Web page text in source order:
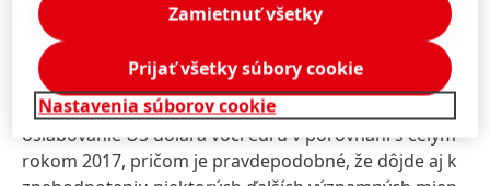
Spoločnosť Henkel očakáva, že volatilné a neisté
podmienky na trhu budú pretrvávať aj v ďalšom
priebehu roka. Naďalej budú pokračovať aj výrazné
kurzové pohyby. Henkel naďalej predpokladá
oslabovanie US dolára voči euru v porovnaní s celým
rokom 2017, pričom je pravdepodobné, že dôjde aj k
Nastavenia súborov cookie
Zamietnuť všetky
Prijať všetky súbory cookie